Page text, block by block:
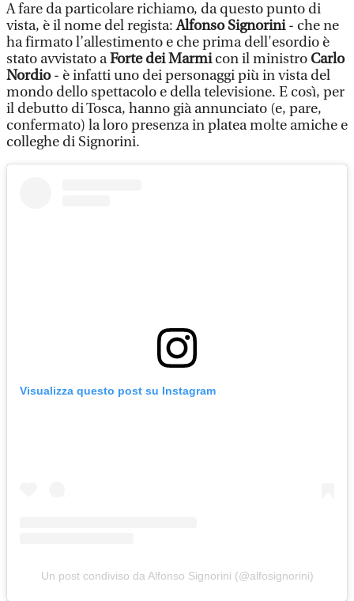
A fare da particolare richiamo, da questo punto di
vista, è il nome del regista:Alfonso Signorini- che ne
ha firmato l’allestimento e che prima dell'esordio è
stato avvistato aForte dei Marmicon il ministro Carlo
Nordio- è infatti uno dei personaggi più in vista del
mondo dello spettacolo e della televisione. E così, per
il debutto di Tosca, hanno già annunciato (e, pare,
confermato) la loro presenza in platea molte amiche e
colleghe di Signorini.
Visualizza questo post su Instagram
Un post condiviso da Alfonso Signorini (@alfosignorini)